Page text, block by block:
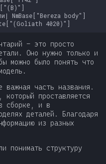
NmBase["Bereza body"]
4020)"]
- это просто
Оно нужно только и
можно было понять что
важная часть названия.
проставляется
сборке, и в
деталей. Благодаря
из разных
понимать структуру